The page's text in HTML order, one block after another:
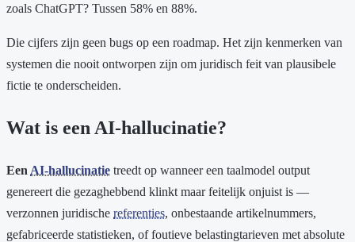
zoals ChatGPT? Tussen 58% en 88%.
Die cijfers zijn geen bugs op een roadmap. Het zijn kenmerken van
systemen die nooit ontworpen zijn om juridisch feit van plausibele
fictie te onderscheiden.
Wat is een AI-hallucinatie?
Een AI-hallucinatie treedt op wanneer een taalmodel output
genereert die gezaghebbend klinkt maar feitelijk onjuist is —
verzonnen juridische referenties, onbestaande artikelnummers,
gefabriceerde statistieken, of foutieve belastingtarieven met absolute